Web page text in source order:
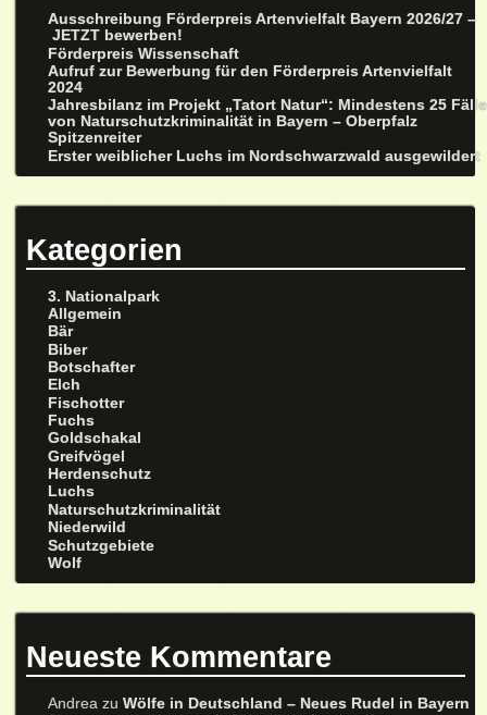
Ausschreibung Förderpreis Artenvielfalt Bayern 2026/27 –
JETZT bewerben!
Förderpreis Wissenschaft
Aufruf zur Bewerbung für den Förderpreis Artenvielfalt
2024
Jahresbilanz im Projekt „Tatort Natur“: Mindestens 25 Fälle
von Naturschutzkriminalität in Bayern – Oberpfalz
Spitzenreiter
Erster weiblicher Luchs im Nordschwarzwald ausgewildert
Kategorien
3. Nationalpark
Allgemein
Bär
Biber
Botschafter
Elch
Fischotter
Fuchs
Goldschakal
Greifvögel
Herdenschutz
Luchs
Naturschutzkriminalität
Niederwild
Schutzgebiete
Wolf
Neueste Kommentare
Andrea zuWölfe in Deutschland – Neues Rudel in Bayern